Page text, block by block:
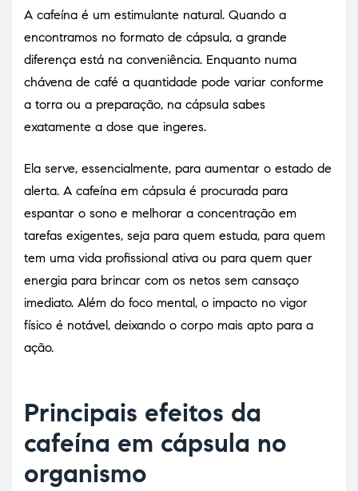
A cafeína é um estimulante natural. Quando a
encontramos no formato de cápsula, a grande
diferença está na conveniência. Enquanto numa
chávena de café a quantidade pode variar conforme
a torra ou a preparação, na cápsula sabes
exatamente a dose que ingeres.
Ela serve, essencialmente, para aumentar o estado de
alerta. A cafeína em cápsula é procurada para
espantar o sono e melhorar a concentração em
tarefas exigentes, seja para quem estuda, para quem
tem uma vida profissional ativa ou para quem quer
energia para brincar com os netos sem cansaço
imediato. Além do foco mental, o impacto no vigor
físico é notável, deixando o corpo mais apto para a
ação.
Principais efeitos da
cafeína em cápsula no
organismo